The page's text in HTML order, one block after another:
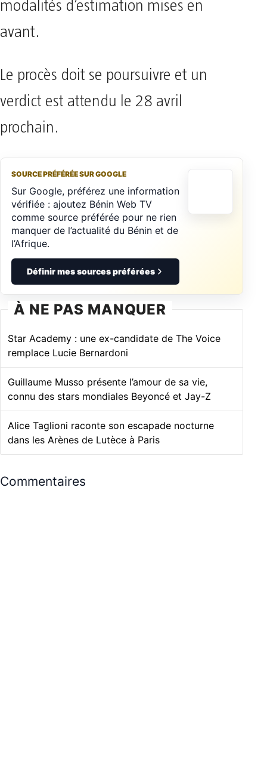
modalités d’estimation mises en
avant.
Le procès doit se poursuivre et un
verdict est attendu le 28 avril
prochain.
SOURCE PRÉFÉRÉE SUR GOOGLE
Sur Google, préférez une information
vérifiée : ajoutez Bénin Web TV
comme source préférée pour ne rien
manquer de l’actualité du Bénin et de
l’Afrique.
Définir mes sources préférées
À NE PAS MANQUER
Star Academy : une ex-candidate de The Voice
remplace Lucie Bernardoni
Guillaume Musso présente l’amour de sa vie,
connu des stars mondiales Beyoncé et Jay-Z
Alice Taglioni raconte son escapade nocturne
dans les Arènes de Lutèce à Paris
Commentaires